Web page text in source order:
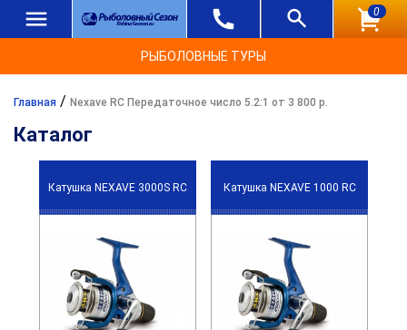
0
РЫБОЛОВНЫЕ ТУРЫ
Главная / Nexave RC Передаточное число 5.2:1 от 3 800 р.
Каталог
Катушка NEXAVE 3000S RC Катушка NEXAVE 1000 RC